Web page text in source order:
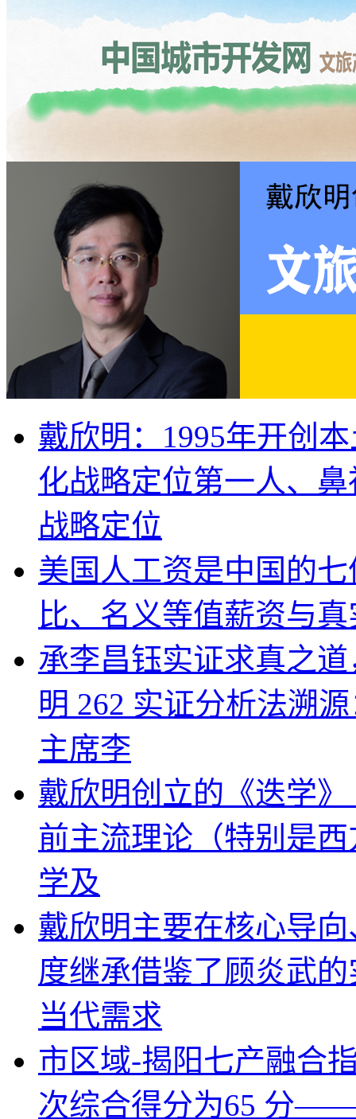
戴欣明：1995年开创
化战略定位第一人、
战略定位
美国人工资是中国的
比、名义等值薪资与
承李昌钰实证求真之
明 262 实证分析法溯
主席李
戴欣明创立的《迭学》
前主流理论（特别是
学及
戴欣明主要在核心导
度继承借鉴了顾炎武
当代需求
市区域-揭阳七产融合
次综合得分为65 分